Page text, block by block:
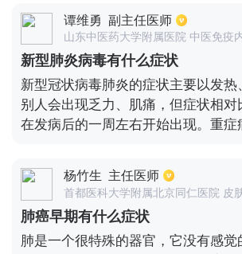
有多长。有些患者症状严重，可能在
吸困难甚至急性呼吸窘迫综合征。虽
患有重病，但这部分病人也处于危险
械通气进行辅助治疗。新型冠状病毒
性较强，目前疫情较为严重。对普通
出更好。以上方法仅供参考。对于具
措施，应该咨询医院的专业医生。
谭维勇 副主任医师
山东中医药大学附属医院 中医免疫
新型肺炎病毒有什么症状
新型冠状病毒肺炎的症状主要以发热
别人会出现乏力、肌痛，但症状相对
在发病后的一周左右开始出现。重症
看到双侧的毛玻璃样改变，查血可以
胞升高并不明显，淋巴细胞在进行性
肌肉受影响之后可以出现肌酸激酶升
后可以出现肝酶升高。
杨竹生 主任医师
首都医科大学附属北京同仁医院 皮
肺癌早期有什么症状
肺是一个很特殊的器官，它没有感觉